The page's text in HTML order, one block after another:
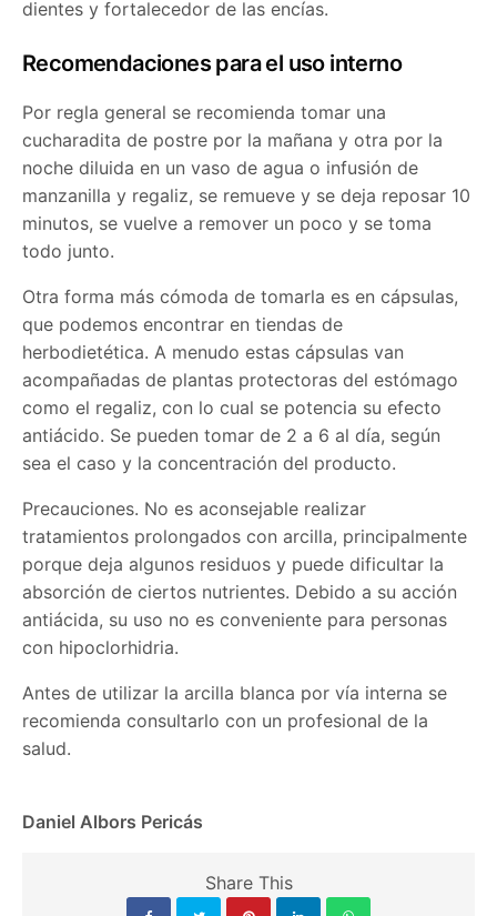
dientes y fortalecedor de las encías.
Recomendaciones para el uso interno
Por regla general se recomienda tomar una
cucharadita de postre por la mañana y otra por la
noche diluida en un vaso de agua o infusión de
manzanilla y regaliz, se remueve y se deja reposar 10
minutos, se vuelve a remover un poco y se toma
todo junto.
Otra forma más cómoda de tomarla es en cápsulas,
que podemos encontrar en tiendas de
herbodietética. A menudo estas cápsulas van
acompañadas de plantas protectoras del estómago
como el regaliz, con lo cual se potencia su efecto
antiácido. Se pueden tomar de 2 a 6 al día, según
sea el caso y la concentración del producto.
Precauciones. No es aconsejable realizar
tratamientos prolongados con arcilla, principalmente
porque deja algunos residuos y puede dificultar la
absorción de ciertos nutrientes. Debido a su acción
antiácida, su uso no es conveniente para personas
con hipoclorhidria.
Antes de utilizar la arcilla blanca por vía interna se
recomienda consultarlo con un profesional de la
salud.
Daniel Albors Pericás
Share This